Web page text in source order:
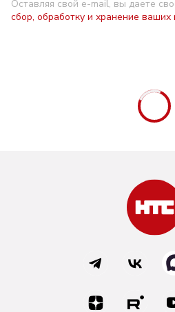
Оставляя свой e-mail, вы даете
сбор, обработку и хранение